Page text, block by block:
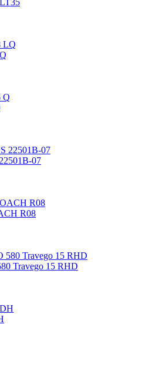
07
R08
Travego 15 RHD